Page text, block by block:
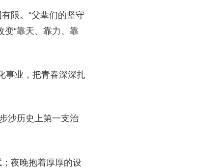
限。“父辈们的坚守
变“靠天、靠力、靠
事业，把青春深深扎
沙历史上第一支治
夜晚抱着厚厚的设